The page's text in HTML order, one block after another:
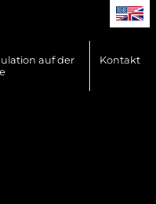
auf der
Kontakt